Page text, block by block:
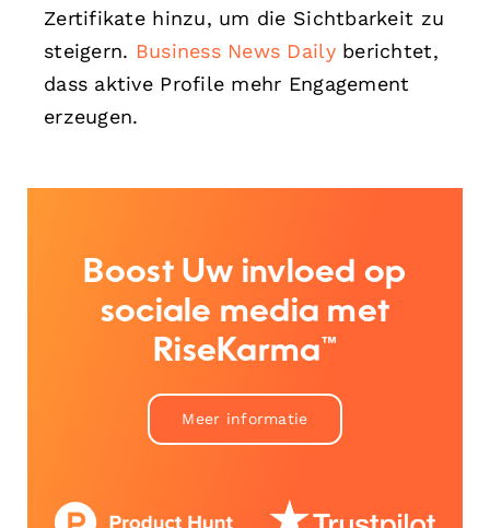
Zertifikate hinzu, um die Sichtbarkeit zu
steigern. Business News Dailyberichtet,
dass aktive Profile mehr Engagement
erzeugen.
Boost Uw invloed op
sociale media met
RiseKarma™
Meer informatie